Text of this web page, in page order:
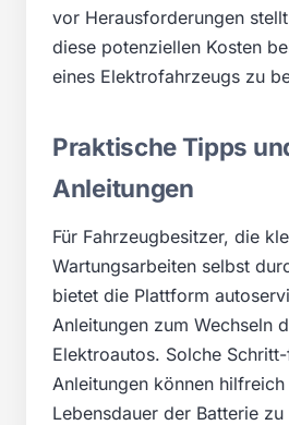
vor Herausforderungen
diese potenziellen Kosten
eines Elektrofahrzeugs zu
Praktische Tipps
Anleitungen
Für Fahrzeugbesitzer, die
Wartungsarbeiten selbst
bietet die Plattform
Anleitungen zum Wechseln
Elektroautos. Solche
Anleitungen können
Lebensdauer der Batterie